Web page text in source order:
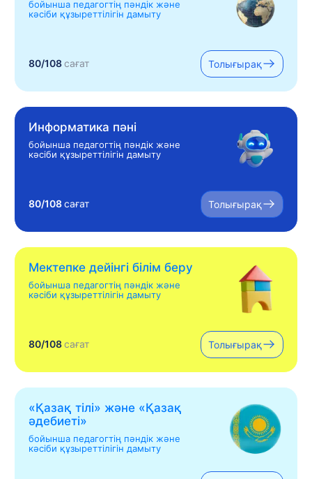
бойынша педагогтің пәндік және
кәсіби құзыреттілігін дамыту
80/108сағат Толығырақ
Информатика пәні
бойынша педагогтің пәндік және
кәсіби құзыреттілігін дамыту
80/108сағат Толығырақ
Мектепке дейінгі білім беру
бойынша педагогтің пәндік және
кәсіби құзыреттілігін дамыту
80/108сағат Толығырақ
«Қазақ тілі» жəне «Қазақ
əдебиеті»
бойынша педагогтің пәндік және
кәсіби құзыреттілігін дамыту